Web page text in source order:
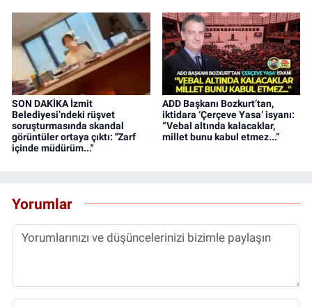
SON DAKİKA İzmit
Belediyesi’ndeki rüşvet
soruşturmasında skandal
görüntüler ortaya çıktı: ''Zarf
içinde müdürüm...''
ADD Başkanı Bozkurt’tan,
iktidara ‘Çerçeve Yasa’ isyanı:
“Vebal altında kalacaklar,
millet bunu kabul etmez...”
Yorumlar